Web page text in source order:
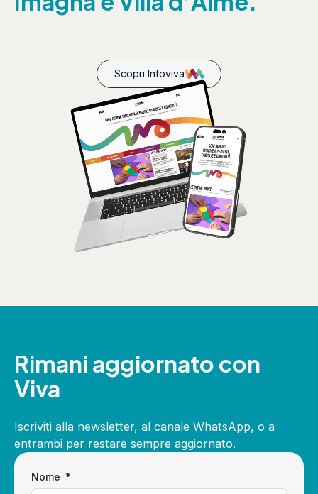
Scopri Infoviva
Rimani aggiornato con
Viva
Iscriviti alla newsletter, al canale WhatsApp, o a
entrambi per restare sempre aggiornato.
Nome